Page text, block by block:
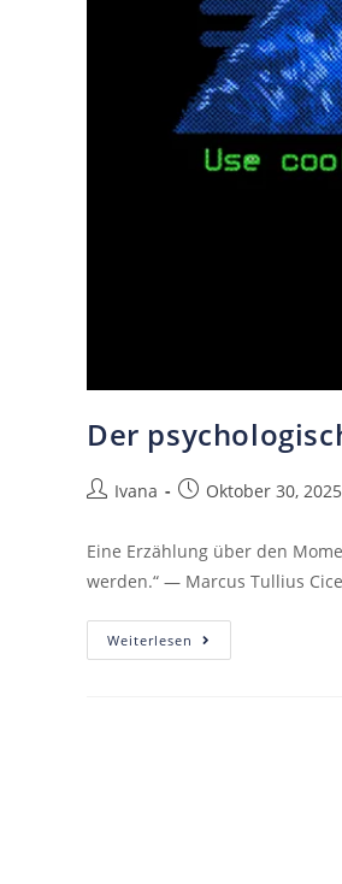
Der
Ivana Oktober 30, 2025
Eine Erzählung über den
werden.“ — Marcus Tullius
Weiterlesen